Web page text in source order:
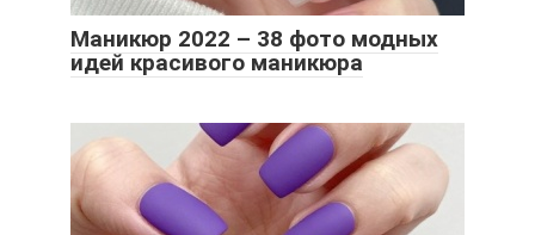
Маникюр 2022 – 38 фото модных
идей красивого маникюра